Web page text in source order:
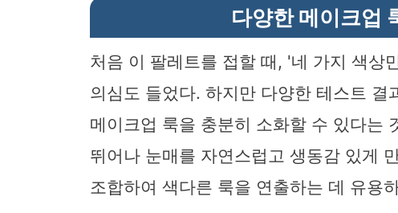
다양한 메이크업
처음 이 팔레트를 접할 때, '네 가지 색상
의심도 들었다. 하지만 다양한 테스트 결
메이크업 룩을 충분히 소화할 수 있다는
뛰어나 눈매를 자연스럽고 생동감 있게
조합하여 색다른 룩을 연출하는 데 유용